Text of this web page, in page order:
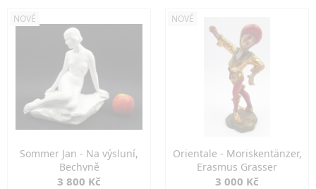
NOVÉ
Sommer Jan - Na výsluní,
Bechyně
3 800 Kč
NOVÉ
Orientale - Moriskentänzer,
Erasmus Grasser
3 000 Kč